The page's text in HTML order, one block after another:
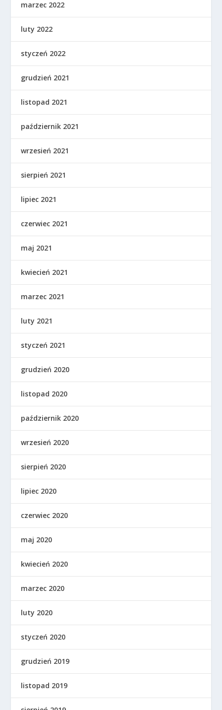
marzec 2022
luty 2022
styczeń 2022
grudzień 2021
listopad 2021
październik 2021
wrzesień 2021
sierpień 2021
lipiec 2021
czerwiec 2021
maj 2021
kwiecień 2021
marzec 2021
luty 2021
styczeń 2021
grudzień 2020
listopad 2020
październik 2020
wrzesień 2020
sierpień 2020
lipiec 2020
czerwiec 2020
maj 2020
kwiecień 2020
marzec 2020
luty 2020
styczeń 2020
grudzień 2019
listopad 2019